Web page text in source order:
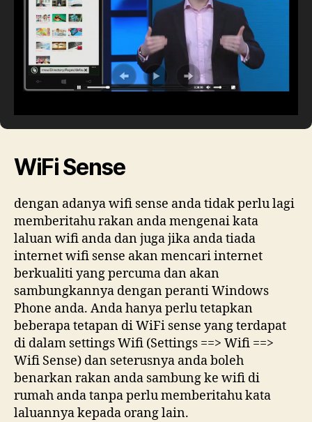
WiFi Sense
dengan adanya wifi sense anda tidak perlu lagi
memberitahu rakan anda mengenai kata
laluan wifi anda dan juga jika anda tiada
internet wifi sense akan mencari internet
berkualiti yang percuma dan akan
sambungkannya dengan peranti Windows
Phone anda. Anda hanya perlu tetapkan
beberapa tetapan di WiFi sense yang terdapat
di dalam settings Wifi (Settings ==> Wifi ==>
Wifi Sense) dan seterusnya anda boleh
benarkan rakan anda sambung ke wifi di
rumah anda tanpa perlu memberitahu kata
laluannya kepada orang lain.